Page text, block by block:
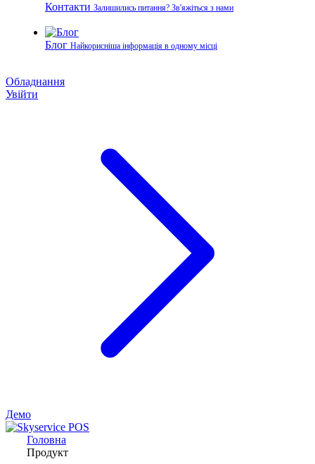
Контакти Залишились питання? Зв'яжіться з нами
Блог Найкорисніша інформація в одному місці
Обладнання
Увійти
Демо
Головна
Продукт